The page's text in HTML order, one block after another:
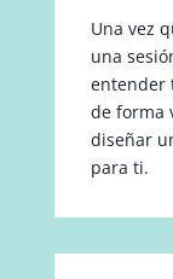
Una vez
una
entender
de forma
diseñar
para ti.